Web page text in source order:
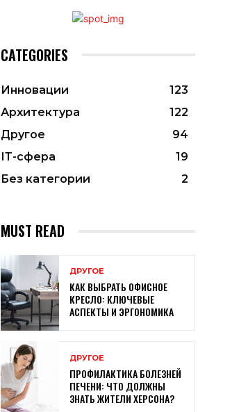
CATEGORIES
Инновации
123
Архитектура
122
Другое
94
ІТ-сфера
19
Без категории
2
MUST READ
ДРУГОЕ
КАК ВЫБРАТЬ ОФИСНОЕ
КРЕСЛО: КЛЮЧЕВЫЕ
АСПЕКТЫ И ЭРГОНОМИКА
ДРУГОЕ
ПРОФИЛАКТИКА БОЛЕЗНЕЙ
ПЕЧЕНИ: ЧТО ДОЛЖНЫ
ЗНАТЬ ЖИТЕЛИ ХЕРСОНА?